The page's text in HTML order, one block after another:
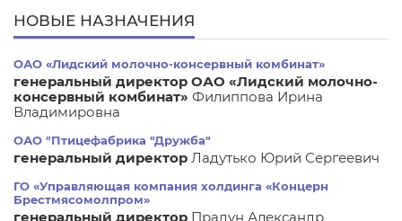
НОВЫЕ НАЗНАЧЕНИЯ
ОАО «Лидский молочно-консервный комбинат»
генеральный директор ОАО «Лидский молочно-
консервный комбинат» Филиппова Ирина
Владимировна
ОАО "Птицефабрика "Дружба"
генеральный директор Ладутько Юрий Сергеевич
ГО «Управляющая компания холдинга «Концерн
Брестмясомолпром»
генеральный директор Прадун Александр